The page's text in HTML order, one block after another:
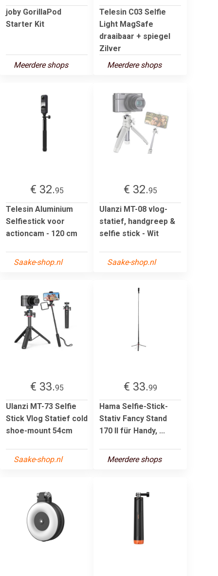
joby GorillaPod
Starter Kit
Meerdere shops
Telesin C03 Selfie
Light MagSafe
draaibaar + spiegel
Zilver
Meerdere shops
€ 32.95
Telesin Aluminium
Selfiestick voor
actioncam - 120 cm
Saake-shop.nl
€ 32.95
Ulanzi MT-08 vlog-
statief, handgreep &
selfie stick - Wit
Saake-shop.nl
€ 33.95
Ulanzi MT-73 Selfie
Stick Vlog Statief cold
shoe-mount 54cm
Saake-shop.nl
€ 33.99
Hama Selfie-Stick-
Stativ Fancy Stand
170 II für Handy, ...
Meerdere shops